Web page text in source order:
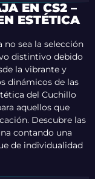
EN CS2 –
ESTÉTICA
no sea la selección
distintivo debido
la vibrante y
dinámicos de las
del Cuchillo
aquellos que
Descubre las
contando una
de individualidad